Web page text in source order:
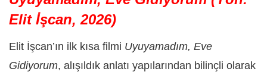
Elit İşcan, 2026)
Elit İşcan’ın ilk kısa filmi Uyuyamadım, Eve
Gidiyorum, alışıldık anlatı yapılarından bilinçli olarak